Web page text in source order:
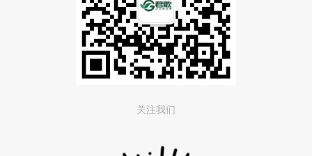
关注我们